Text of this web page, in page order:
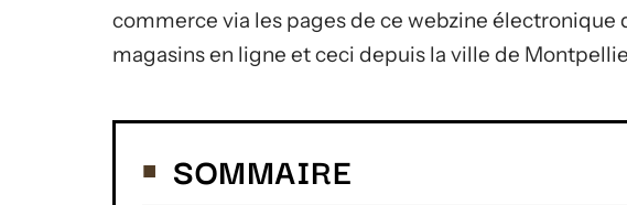
commerce via les pages de ce webzine
magasins en ligne et ceci depuis la ville de
SOMMAIRE